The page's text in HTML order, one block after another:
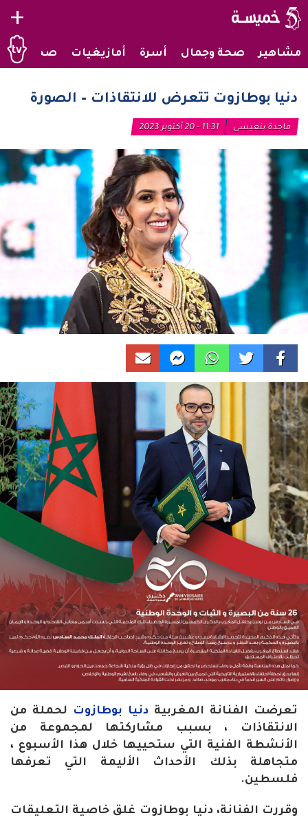
+
مشاهير صحة وجمال أسرة أمازيغيات صحراويات
دنيا بوطازوت تتعرض للانتقاذات – الصورة
ماجدة بنعيسى 11:31 - 20 أكتوبر 2023
تعرضت الفنانة المغربية دنيا بوطازوت
لحملة من
الانتقاذات ، بسبب مشاركتها لمجموعة من
الأنشطة الفنية التي ستحييها خلال هذا الأسبوع ،
متجاهلة بذلك الأحداث الأليمة التي تعرفها
فلسطين.
وقررت الفنانة، دنيا بوطازوت غلق خاصية التعليقات